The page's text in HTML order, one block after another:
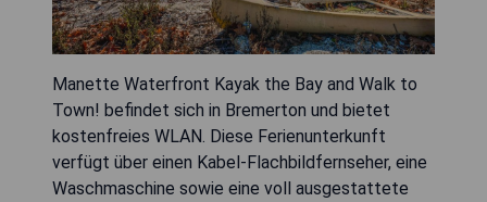
Manette Waterfront Kayak the Bay and Walk to
Town! befindet sich in Bremerton und bietet
kostenfreies WLAN. Diese Ferienunterkunft
verfügt über einen Kabel-Flachbildfernseher, eine
Waschmaschine sowie eine voll ausgestattete